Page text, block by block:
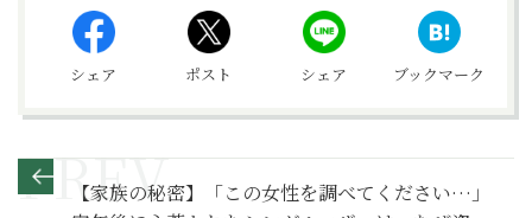
シェア ポスト シェア ブックマーク
【家族の秘密】「この女性を調べてください…」